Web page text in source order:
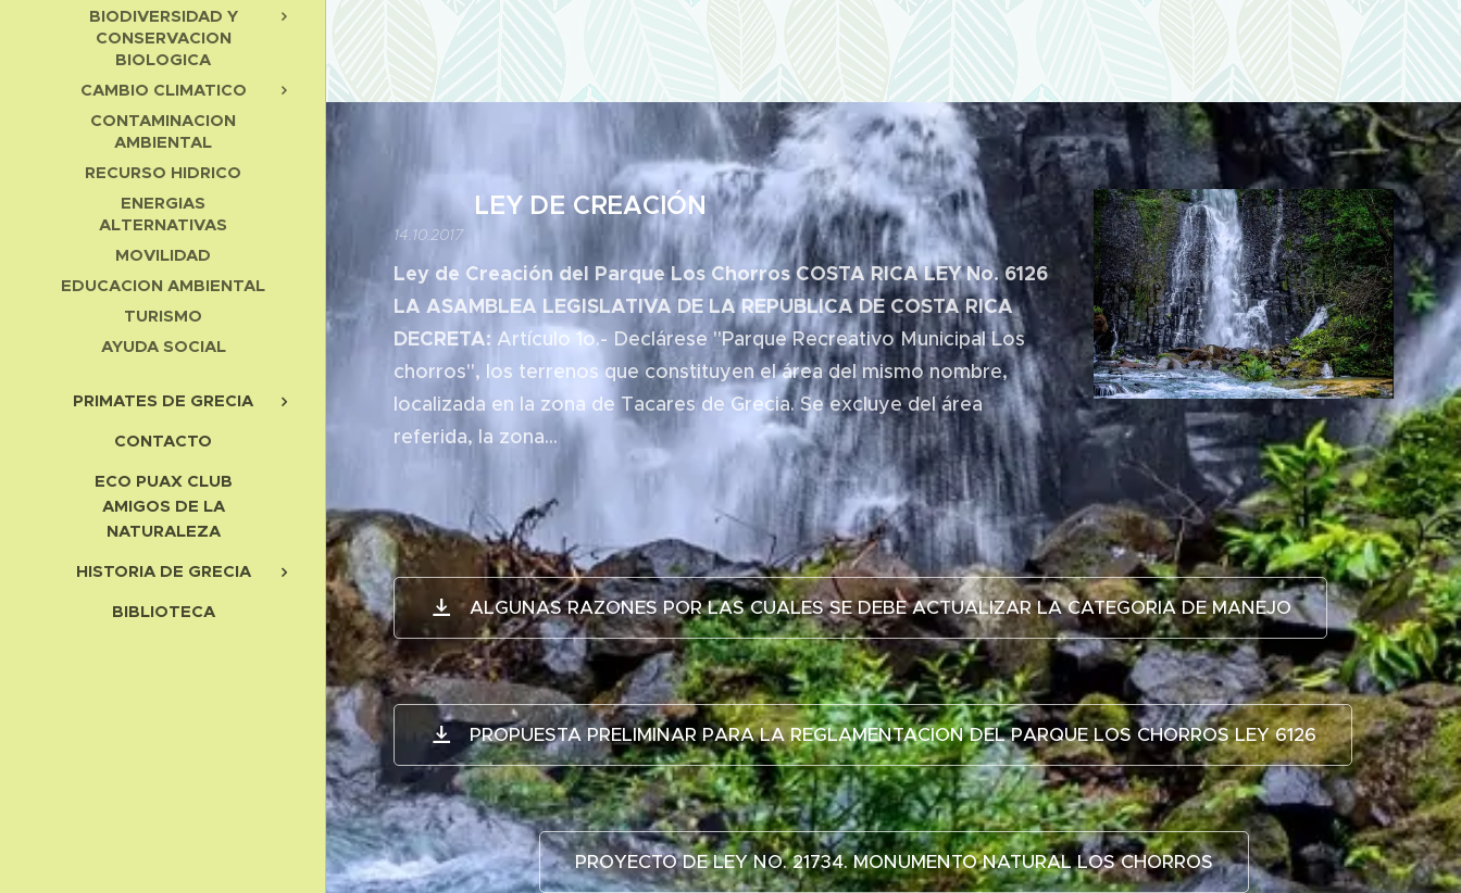
BIODIVERSIDAD Y
CONSERVACION
BIOLOGICA
CAMBIO CLIMATICO
CONTAMINACION
AMBIENTAL
RECURSO HIDRICO
ENERGIAS
ALTERNATIVAS
MOVILIDAD
EDUCACION AMBIENTAL
TURISMO
AYUDA SOCIAL
PRIMATES DE GRECIA
CONTACTO
ECO PUAX CLUB
AMIGOS DE LA
NATURALEZA
HISTORIA DE GRECIA
BIBLIOTECA
LEY DE CREACIÓN
14.10.2017
Ley de Creación del Parque Los Chorros COSTA RICALEY No. 6126
LA ASAMBLEA LEGISLATIVA DE LA REPUBLICA DE COSTA RICA
DECRETA: Artículo 1o.- Declárese "Parque Recreativo Municipal Los
chorros", los terrenos que constituyen el área del mismo nombre,
localizada en la zona de Tacares de Grecia. Se excluye del área
referida, la zona...
ALGUNAS RAZONES POR LAS CUALES SE DEBE ACTUALIZAR LA CATEGORIA DE MANEJO
PROPUESTA PRELIMINAR PARA LA REGLAMENTACION DEL PARQUE LOS CHORROS LEY 6126
PROYECTO DE LEY NO. 21734. MONUMENTO NATURAL LOS CHORROS